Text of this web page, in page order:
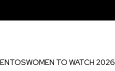
WOMEN TO WATCH 2026